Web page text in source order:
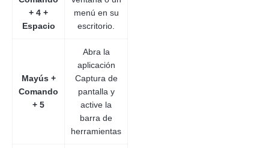
+ 4 +
Espacio
menú en su
escritorio.
Mayús +
Comando
+ 5
Abra la
aplicación
Captura de
pantalla y
active la
barra de
herramientas